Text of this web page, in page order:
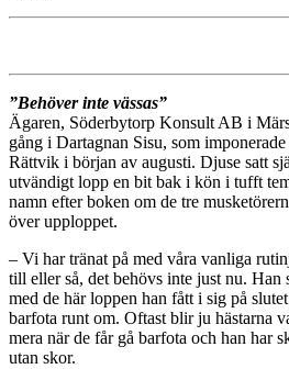
”Behöver inte vässas”
Ägaren, Söderbytorp Konsult AB i
gång i Dartagnan Sisu, som
Rättvik i början av augusti. Djuse satt
utvändigt lopp en bit bak i kön i tufft
namn efter boken om de tre
över upploppet.
– Vi har tränat på med våra vanliga
till eller så, det behövs inte just nu. Han
med de här loppen han fått i sig på
barfota runt om. Oftast blir ju hästarna
mera när de får gå barfota och han har
utan skor.